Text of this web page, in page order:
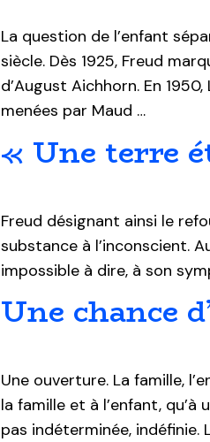
La question de l’enfant
siècle. Dès 1925, Freud
d’August Aichhorn. En
menées par Maud …
« Une terre
Freud désignant ainsi le
substance à l’inconscient.
impossible à dire, à son
Une chance
Une ouverture. La famille,
la famille et à l’enfant,
pas indéterminée, indéfinie.